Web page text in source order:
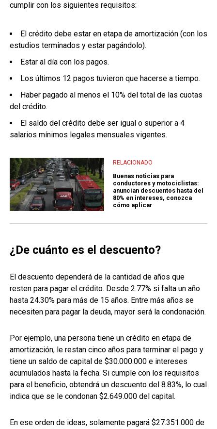
cumplir con los siguientes requisitos:
El crédito debe estar en etapa de amortización (con los
estudios terminados y estar pagándolo).
Estar al día con los pagos.
Los últimos 12 pagos tuvieron que hacerse a tiempo.
Haber pagado al menos el 10% del total de las cuotas
del crédito.
El saldo del crédito debe ser igual o superior a 4
salarios mínimos legales mensuales vigentes.
RELACIONADO
Buenas noticias para
conductores y motociclistas:
anuncian descuentos hasta del
80% en intereses, conozca
cómo aplicar
¿De cuánto es el descuento?
El descuento dependerá de la cantidad de años que
resten para pagar el crédito. Desde 2.77% si falta un año
hasta 24.30% para más de 15 años. Entre más años se
necesiten para pagar la deuda, mayor será la condonación.
Por ejemplo, una persona tiene un crédito en etapa de
amortización, le restan cinco años para terminar el pago y
tiene un saldo de capital de $30.000.000 e intereses
acumulados hasta la fecha. Si cumple con los requisitos
para el beneficio, obtendrá un descuento del 8.83%, lo cual
indica que se le condonan $2.649.000 del capital.
En ese orden de ideas, solamente pagará $27.351.000 de